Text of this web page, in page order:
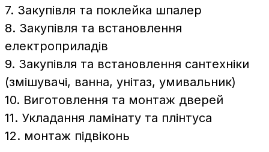
7. Закупівля та поклейка шпалер
8. Закупівля та встановлення
електроприладів
9. Закупівля та встановлення сантехніки
(змішувачі, ванна, унітаз, умивальник)
10. Виготовлення та монтаж дверей
11. Укладання ламінату та плінтуса
12. монтаж підвіконь